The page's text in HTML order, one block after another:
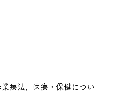
療法，医療・保健につい